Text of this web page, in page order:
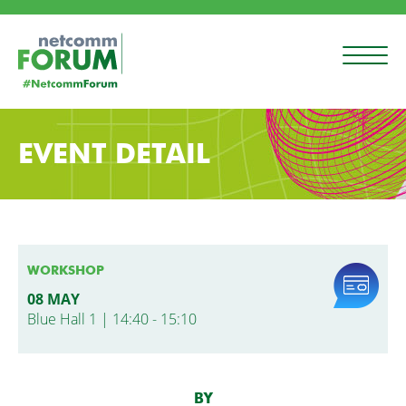
EVENT DETAIL
WORKSHOP
08 MAY
Blue Hall 1 | 14:40 - 15:10
BY